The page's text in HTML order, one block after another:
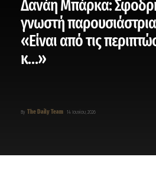
Δανάη Μπάρκα:
γνωστή
«Είναι από τις
κ…»
By The Daily Team 14 Ιουνίου, 2026